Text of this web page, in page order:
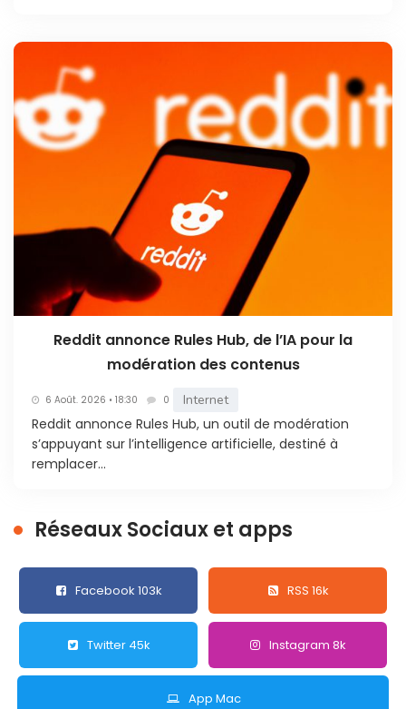
Reddit annonce Rules Hub, de l’IA pour la
modération des contenus
6 Août. 2026 • 18:30 0 Internet
Reddit annonce Rules Hub, un outil de modération
s’appuyant sur l’intelligence artificielle, destiné à
remplacer...
Réseaux Sociaux et apps
Facebook 103k RSS 16k
Twitter 45k Instagram 8k
App Mac